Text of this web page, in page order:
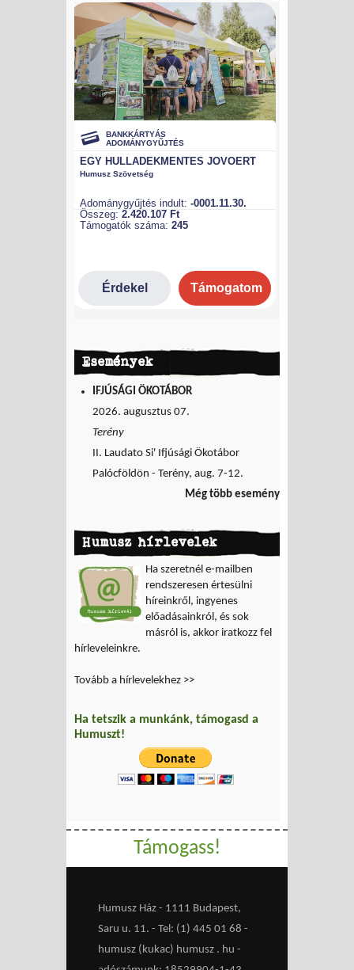
Események
IFJÚSÁGI ÖKOTÁBOR
2026. augusztus 07.
Terény
II. Laudato Si' Ifjúsági Ökotábor
Palócföldön - Terény, aug. 7-12.
Még több esemény
Humusz hírlevelek
Ha szeretnél e-mailben
rendszeresen értesülni
híreinkről, ingyenes
előadásainkról, és sok
másról is, akkor iratkozz fel
hírleveleinkre.
Tovább a hírlevelekhez >>
Ha tetszik a munkánk, támogasd a
Humuszt!
Támogass!
Humusz Ház - 1111 Budapest,
Saru u. 11. - Tel: (1) 445 01 68 -
humusz (kukac) humusz . hu -